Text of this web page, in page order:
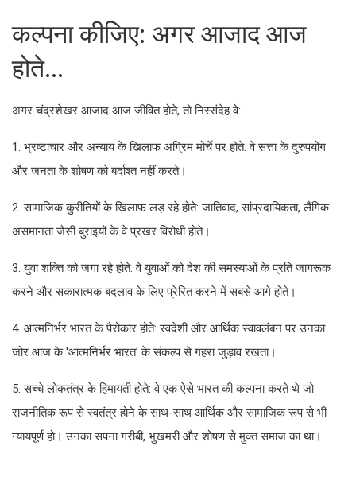
कल्पना कीजिए: अगर आजाद आज
होते...
अगर चंद्रशेखर आजाद आज जीवित होते, तो निस्संदेह वे:
1. भ्रष्टाचार और अन्याय के खिलाफ अग्रिम मोर्चे पर होते: वे सत्ता के दुरुपयोग
और जनता के शोषण को बर्दाश्त नहीं करते।
2. सामाजिक कुरीतियों के खिलाफ लड़ रहे होते: जातिवाद, सांप्रदायिकता, लैंगिक
असमानता जैसी बुराइयों के वे प्रखर विरोधी होते।
3. युवा शक्ति को जगा रहे होते: वे युवाओं को देश की समस्याओं के प्रति जागरूक
करने और सकारात्मक बदलाव के लिए प्रेरित करने में सबसे आगे होते।
4. आत्मनिर्भर भारत के पैरोकार होते: स्वदेशी और आर्थिक स्वावलंबन पर उनका
जोर आज के 'आत्मनिर्भर भारत' के संकल्प से गहरा जुड़ाव रखता।
5. सच्चे लोकतंत्र के हिमायती होते: वे एक ऐसे भारत की कल्पना करते थे जो
राजनीतिक रूप से स्वतंत्र होने के साथ-साथ आर्थिक और सामाजिक रूप से भी
न्यायपूर्ण हो। उनका सपना गरीबी, भुखमरी और शोषण से मुक्त समाज का था।